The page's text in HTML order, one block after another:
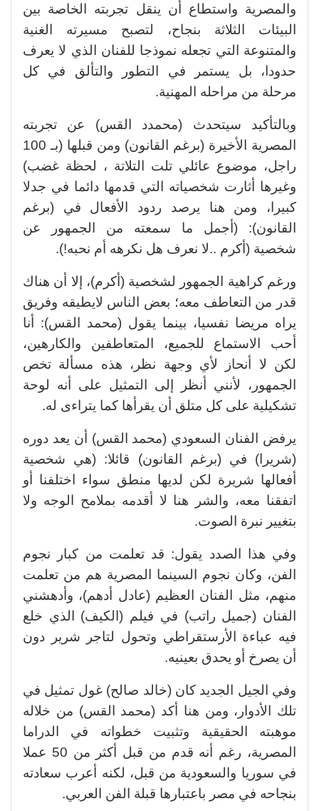
والمصرية واستطاع أن ينقل تجربته الخاصة بين
البيئات الثلاثة بنجاح، لتصبح مسيرته الغنية
والمتنوعة التي تجعله نموذجا للفنان الذي لا يعرف
حدودا، بل يستمر في التطور والتألق في كل
مرحلة من مراحله المهنية.
وبالتأكيد سيتحدث (محمدد القس) عن تجربته
المصرية الأخيرة (برغم القانون) ومن قبلها (بـ 100
راجل، موضوع عائلي تلت التلاتة ، لحظة غضب)
وغيرها أثارت شخصياته التي قدمها دائما في جدلا
كبيرا، ومن هنا يرصد ردود الأفعال في (برغم
القانون): (أجمل ما سمعته من الجمهور عن
شخصية (أكرم ..لا نعرف هل نكرهه أم نحبه!).
ورغم كراهية الجمهور لشخصية (أكرم)، إلا أن هناك
قدر من التعاطف معه؛ بعض الناس لايطيقه وفريق
يراه مريضا نفسيا، بينما يقول (محمد القس): أنا
أحب الاستماع للجميع، المتعاطفين والكارهين،
لكن لا أنحاز لأي وجهة نظر، هذه مسألة تخص
الجمهور، لأنني أنظر إلى التمثيل على أنه لوحة
تشكيلية على كل متلق أن يقرأها كما يتراءى له.
يرفض الفنان السعودي (محمد القس) أن يعد دوره
(شريرا) في (برغم القانون) قائلا: (هي شخصية
أفعالها شريرة لكن لديها منطق سواء اختلفنا أو
اتفقنا معه، والشر هنا لا أقدمه بملامح الوجه ولا
بتغيير نبرة الصوت.
وفي هذا الصدد يقول: قد تعلمت من كبار نجوم
الفن، وكان نجوم السينما المصرية هم من تعلمت
منهم، مثل الفنان العظيم (عادل أدهم)، وأدهشني
الفنان (جميل راتب) في فيلم (الكيف) الذي خلع
فيه عباءة الأرستقراطي وتحول لتاجر شرير دون
أن يصرخ أو يحدق بعينيه.
وفي الجيل الجديد كان (خالد صالح) غول تمثيل في
تلك الأدوار، ومن هنا أكد (محمد القس) من خلاله
موهبته الحقيقية وتثبيت خطواته في الدراما
المصرية، رغم أنه قدم من قبل أكثر من 50 عملا
في سوريا والسعودية من قبل، لكنه أعرب سعادته
بنجاحه في مصر باعتبارها قبلة الفن العربي.